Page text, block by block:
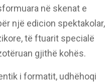
në skenat e
një edicion spektakolar,
të ftuarit specialë
gjithë kohës.
i formatit, udhëhoqi